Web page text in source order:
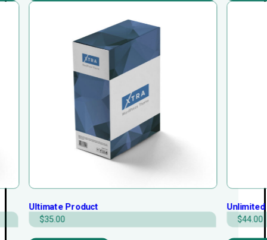
Ultimate Product
$35.00
Unlimited
$44.00